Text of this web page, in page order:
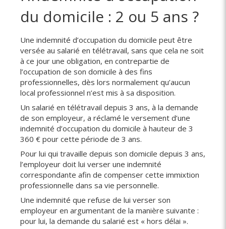
du domicile : 2 ou 5 ans ?
Une indemnité d’occupation du domicile peut être
versée au salarié en télétravail, sans que cela ne soit
à ce jour une obligation, en contrepartie de
l’occupation de son domicile à des fins
professionnelles, dès lors normalement qu’aucun
local professionnel n’est mis à sa disposition.
Un salarié en télétravail depuis 3 ans, à la demande
de son employeur, a réclamé le versement d’une
indemnité d’occupation du domicile à hauteur de 3
360 € pour cette période de 3 ans.
Pour lui qui travaille depuis son domicile depuis 3 ans,
l’employeur doit lui verser une indemnité
correspondante afin de compenser cette immixtion
professionnelle dans sa vie personnelle.
Une indemnité que refuse de lui verser son
employeur en argumentant de la manière suivante :
pour lui, la demande du salarié est « hors délai ».